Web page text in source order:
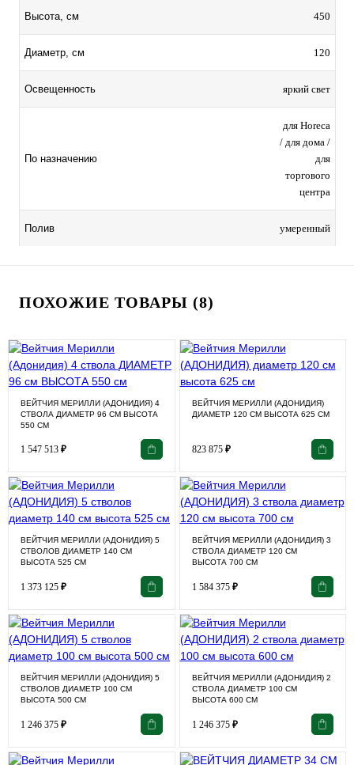
Высота, см 450
Диаметр, см 120
Освещенность яркий свет
По назначению
для Horeca
/ для дома /
для
торгового
центра
Полив умеренный
ПОХОЖИЕ ТОВАРЫ (8)
ВЕЙТЧИЯ МЕРИЛЛИ (АДОНИДИЯ) 4
СТВОЛА ДИАМЕТР 96 СМ ВЫСОТА
550 СМ
1 547 513 ₽
ВЕЙТЧИЯ МЕРИЛЛИ (АДОНИДИЯ)
ДИАМЕТР 120 СМ ВЫСОТА 625 СМ
823 875 ₽
ВЕЙТЧИЯ МЕРИЛЛИ (АДОНИДИЯ) 5
СТВОЛОВ ДИАМЕТР 140 СМ
ВЫСОТА 525 СМ
1 373 125 ₽
ВЕЙТЧИЯ МЕРИЛЛИ (АДОНИДИЯ) 3
СТВОЛА ДИАМЕТР 120 СМ
ВЫСОТА 700 СМ
1 584 375 ₽
ВЕЙТЧИЯ МЕРИЛЛИ (АДОНИДИЯ) 5
СТВОЛОВ ДИАМЕТР 100 СМ
ВЫСОТА 500 СМ
1 246 375 ₽
ВЕЙТЧИЯ МЕРИЛЛИ (АДОНИДИЯ) 2
СТВОЛА ДИАМЕТР 100 СМ
ВЫСОТА 600 СМ
1 246 375 ₽